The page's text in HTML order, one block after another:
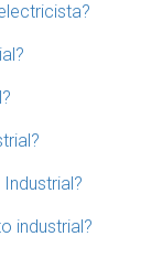
industrial?